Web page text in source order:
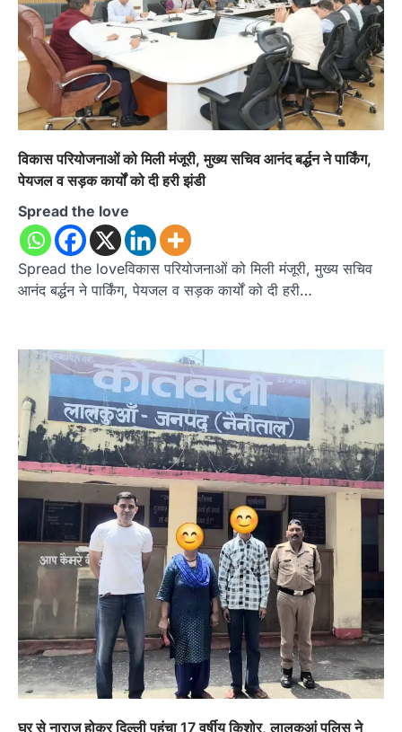
विकास परियोजनाओं को मिली मंजूरी, मुख्य सचिव आनंद बर्द्धन ने पार्किंग,
पेयजल व सड़क कार्यों को दी हरी झंडी
Spread the love
Spread the loveविकास परियोजनाओं को मिली मंजूरी, मुख्य सचिव
आनंद बर्द्धन ने पार्किंग, पेयजल व सड़क कार्यों को दी हरी…
घर से नाराज़ होकर दिल्ली पहुंचा 17 वर्षीय किशोर, लालकुआं पुलिस ने